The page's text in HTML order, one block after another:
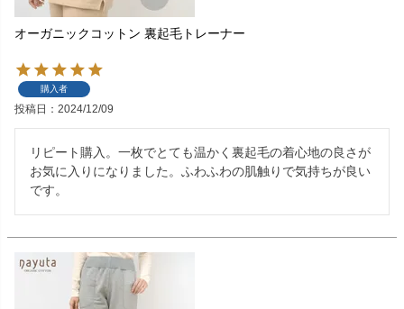
オーガニックコットン 裏起毛トレーナー
購入者
投稿日 2024/12/09
リピート購入。一枚でとても温かく裏起毛の着心地の良さが
お気に入りになりました。ふわふわの肌触りで気持ちが良い
です。